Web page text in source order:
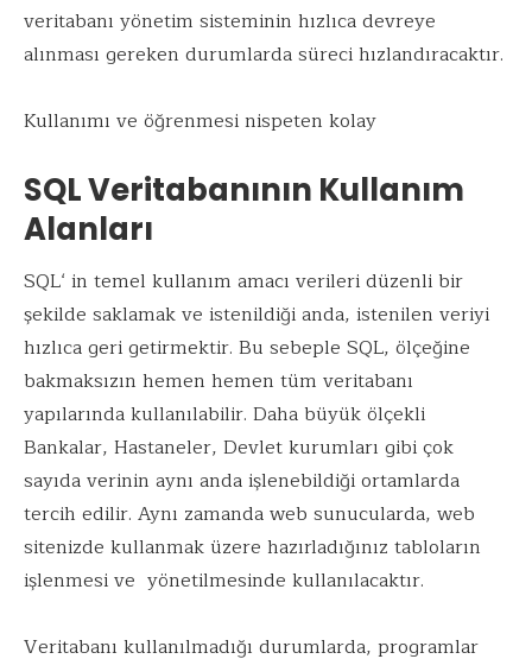
veritabanı yönetim sisteminin hızlıca devreye
alınması gereken durumlarda süreci hızlandıracaktır.
Kullanımı ve öğrenmesi nispeten kolay
SQL Veritabanının Kullanım
Alanları
SQL‘ in temel kullanım amacı verileri düzenli bir
şekilde saklamak ve istenildiği anda, istenilen veriyi
hızlıca geri getirmektir. Bu sebeple SQL, ölçeğine
bakmaksızın hemen hemen tüm veritabanı
yapılarında kullanılabilir. Daha büyük ölçekli
Bankalar, Hastaneler, Devlet kurumları gibi çok
sayıda verinin aynı anda işlenebildiği ortamlarda
tercih edilir. Aynı zamanda web sunucularda, web
sitenizde kullanmak üzere hazırladığınız tabloların
işlenmesi ve yönetilmesinde kullanılacaktır.
Veritabanı kullanılmadığı durumlarda, programlar